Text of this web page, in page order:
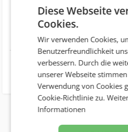
AT 4850 Timelkam
Telefonnummer +43 (7672) 92142
Website
Diese Webseite
Cookies.
Wir verwenden Cookies,
Benutzerfreundlichkeit
verbessern. Durch die
unserer Webseite
Verwendung von Cookies
Cookie-Richtlinie zu.
Informationen